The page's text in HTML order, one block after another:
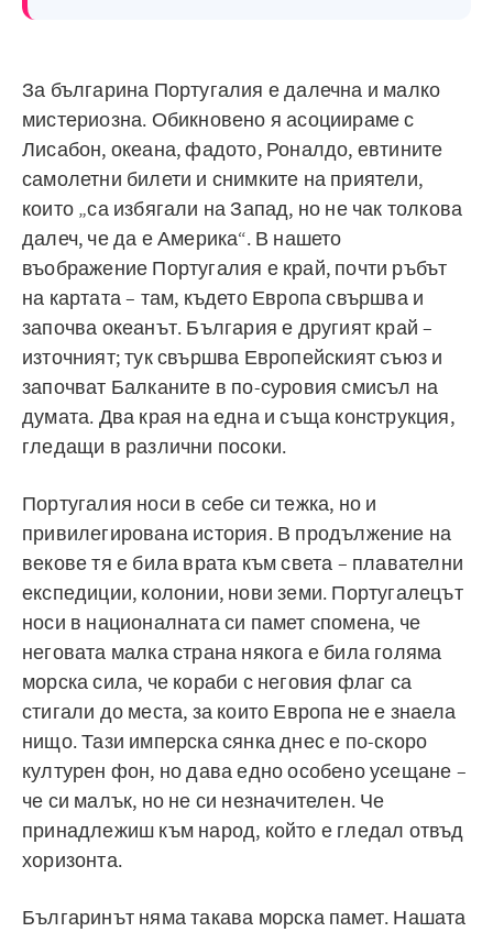
За българина Португалия е далечна и малко
мистериозна. Обикновено я асоциираме с
Лисабон, океана, фадото, Роналдо, евтините
самолетни билети и снимките на приятели,
които „са избягали на Запад, но не чак толкова
далеч, че да е Америка“. В нашето
въображение Португалия е край, почти ръбът
на картата – там, където Европа свършва и
започва океанът. България е другият край –
източният; тук свършва Европейският съюз и
започват Балканите в по-суровия смисъл на
думата. Два края на една и съща конструкция,
гледащи в различни посоки.
Португалия носи в себе си тежка, но и
привилегирована история. В продължение на
векове тя е била врата към света – плавателни
експедиции, колонии, нови земи. Португалецът
носи в националната си памет спомена, че
неговата малка страна някога е била голяма
морска сила, че кораби с неговия флаг са
стигали до места, за които Европа не е знаела
нищо. Тази имперска сянка днес е по-скоро
културен фон, но дава едно особено усещане –
че си малък, но не си незначителен. Че
принадлежиш към народ, който е гледал отвъд
хоризонта.
Българинът няма такава морска памет. Нашата